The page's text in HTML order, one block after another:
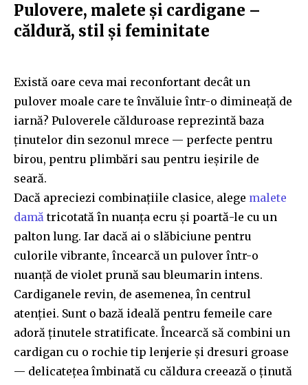
Pulovere, malete și cardigane –
căldură, stil și feminitate
Există oare ceva mai reconfortant decât un
pulover moale care te învăluie într-o dimineață de
iarnă? Puloverele călduroase reprezintă baza
ținutelor din sezonul mrece — perfecte pentru
birou, pentru plimbări sau pentru ieșirile de
seară.
Dacă apreciezi combinațiile clasice, alege malete
damătricotată în nuanța ecru și poartă-le cu un
palton lung. Iar dacă ai o slăbiciune pentru
culorile vibrante, încearcă un pulover într-o
nuanță de violet prună sau bleumarin intens.
Cardiganele revin, de asemenea, în centrul
atenției. Sunt o bază ideală pentru femeile care
adoră ținutele stratificate. Încearcă să combini un
cardigan cu o rochie tip lenjerie și dresuri groase
— delicatețea îmbinată cu căldura creează o ținută